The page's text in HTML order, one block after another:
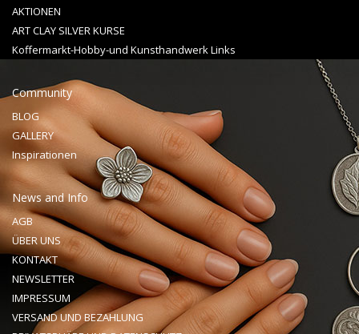
AKTIONEN
ART CLAY SILVER KURSE
Koffermarkt-Hobby-und Kunsthandwerk Links
Community
BLOG
GALLERY
Inspirationen
News and Info
AGB
ÜBER UNS
KONTAKT
NEWSLETTER
IMPRESSUM
VERSAND UND BEZAHLUNG